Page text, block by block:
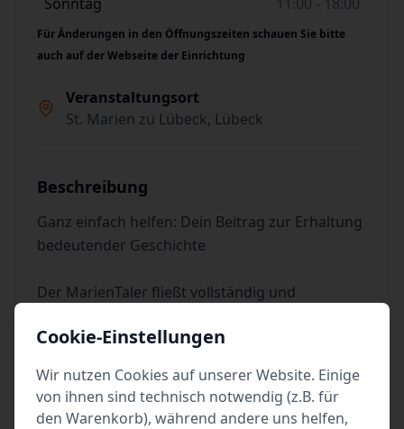
Für Änderungen in den Öffnungszeiten schauen Sie bitte
auch auf der Webseite der Einrichtung
Veranstaltungsort
St. Marien zu Lübeck, Lübeck
Beschreibung
Ganz einfach helfen: Dein Beitrag zur Erhaltung
bedeutender Geschichte
Der MarienTaler fließt vollständig und
Kirche und ihrer Kunstschätze.
Für persönliches Gebet und Andacht, dem
Anzünden von Kerzen sowie für den Besuch von
Cookie-Einstellungen
Wir nutzen Cookies auf unserer Website. Einige
von ihnen sind technisch notwendig (z.B. für
den Warenkorb), während andere uns helfen,